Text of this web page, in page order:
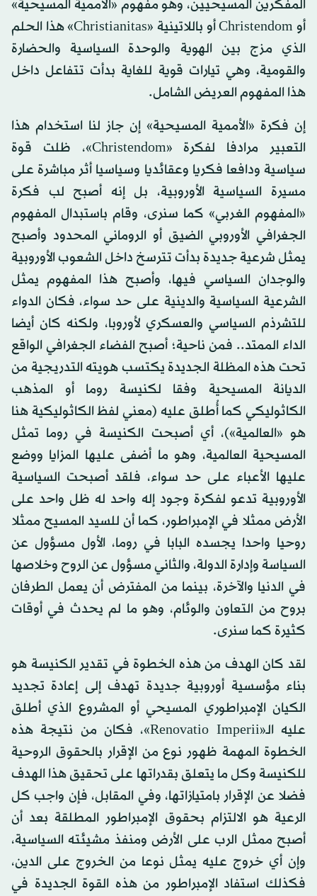
المفكرين المسيحيين، وهو مفهوم «الأممية المسيحية»
أو Christendom أو باللاتينية «Christianitas» هذا الحلم
الذي مزج بين الهوية والوحدة السياسية والحضارة
والقومية، وهي تيارات قوية للغاية بدأت تتفاعل داخل
هذا المفهوم العريض الشامل.
إن فكرة «الأممية المسيحية» إن جاز لنا استخدام هذا
التعبير مرادفا لفكرة «Christendom»، ظلت قوة
سياسية ودافعا فكريا وعقائديا وسياسيا أثر مباشرة على
مسيرة السياسية الأوروبية، بل إنه أصبح لب فكرة
«المفهوم الغربي» كما سنرى، وقام باستبدال المفهوم
الجغرافي الأوروبي الضيق أو الروماني المحدود وأصبح
يمثل شرعية جديدة بدأت تترسخ داخل الشعوب الأوروبية
والوجدان السياسي فيها، وأصبح هذا المفهوم يمثل
الشرعية السياسية والدينية على حد سواء، فكان الدواء
للتشرذم السياسي والعسكري لأوروبا، ولكنه كان أيضا
الداء الممتد.. فمن ناحية؛ أصبح الفضاء الجغرافي الواقع
تحت هذه المظلة الجديدة يكتسب هويته التدريجية من
الديانة المسيحية وفقا لكنيسة روما أو المذهب
الكاثوليكي كما أُطلق عليه (معني لفظ الكاثوليكية هنا
هو «العالمية»)، أي أصبحت الكنيسة في روما تمثل
المسيحية العالمية، وهو ما أضفى عليها المزايا ووضع
عليها الأعباء على حد سواء، فلقد أصبحت السياسية
الأوروبية تدعو لفكرة وجود إله واحد له ظل واحد على
الأرض ممثلا في الإمبراطور، كما أن للسيد المسيح ممثلا
روحيا واحدا يجسده البابا في روما، الأول مسؤول عن
السياسة وإدارة الدولة، والثاني مسؤول عن الروح وخلاصها
في الدنيا والآخرة، بينما من المفترض أن يعمل الطرفان
بروح من التعاون والوئام، وهو ما لم يحدث في أوقات
كثيرة كما سنرى.
لقد كان الهدف من هذه الخطوة في تقدير الكنيسة هو
بناء مؤسسية أوروبية جديدة تهدف إلى إعادة تجديد
الكيان الإمبراطوري المسيحي أو المشروع الذي أطلق
عليه الـ«Renovatio Imperii»، فكان من نتيجة هذه
الخطوة المهمة ظهور نوع من الإقرار بالحقوق الروحية
للكنيسة وكل ما يتعلق بقدراتها على تحقيق هذا الهدف
فضلا عن الإقرار بامتيازاتها، وفي المقابل، فإن واجب كل
الرعية هو الالتزام بحقوق الإمبراطور المطلقة بعد أن
أصبح ممثل الرب على الأرض ومنفذ مشيئته السياسية،
وإن أي خروج عليه يمثل نوعا من الخروج على الدين،
فكذلك استفاد الإمبراطور من هذه القوة الجديدة في